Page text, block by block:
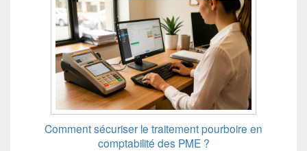
Comment sécuriser le traitement pourboire en
comptabilité des PME ?